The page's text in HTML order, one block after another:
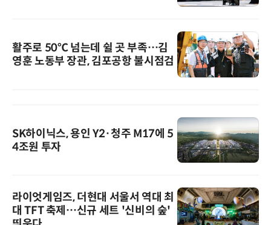
활주로 50℃ 넘는데 쉴 곳 부족…김
영훈 노동부 장관, 김포공항 불시점검
SK하이닉스, 용인 Y2·청주 M17에 5
4조원 투자
라이엇게임즈, 더현대 서울서 역대 최
대 TFT 축제…신규 세트 '신비의 숲'